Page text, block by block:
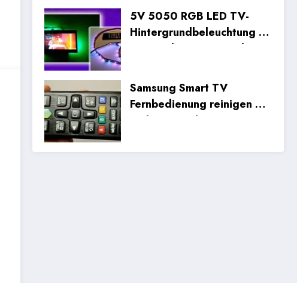
Fehlerbehebung bei der
Verkabelung
5V 5050 RGB LED TV-
Hintergrundbeleuchtung im
Test: Unboxing, Einrichtung
Samsung Smart TV
Fernbedienung reinigen &
zerlegen: Anleitung